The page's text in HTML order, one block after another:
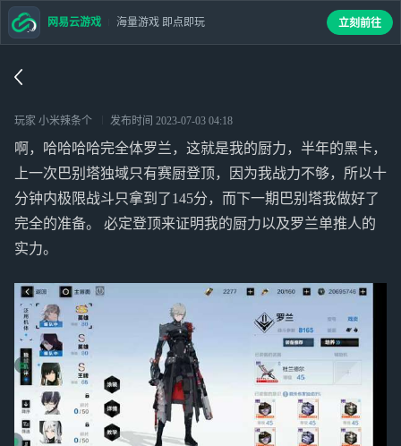
玩家 小米辣条个 发布时间 2023-07-03 04:18
啊，哈哈哈哈完全体罗兰，这就是我的厨力，半年的黑卡，
上一次巴别塔独域只有赛厨登顶，因为我战力不够，所以十
分钟内极限战斗只拿到了145分，而下一期巴别塔我做好了
完全的准备。 必定登顶来证明我的厨力以及罗兰单推人的
实力。
网易云游戏 海量游戏 即点即玩 立刻前往